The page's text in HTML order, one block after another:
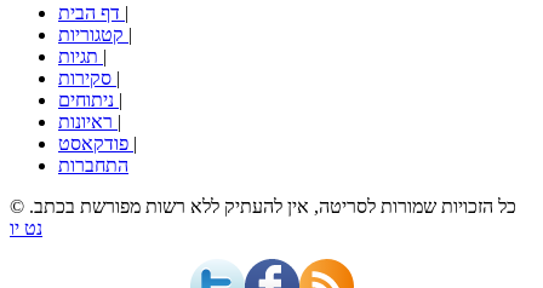
|
|
|
|
|
|
|
התחברות
© כל הזכויות שמורות לסריטה, אין להעתיק ללא רשות מפורשת בכתב.
נט יו